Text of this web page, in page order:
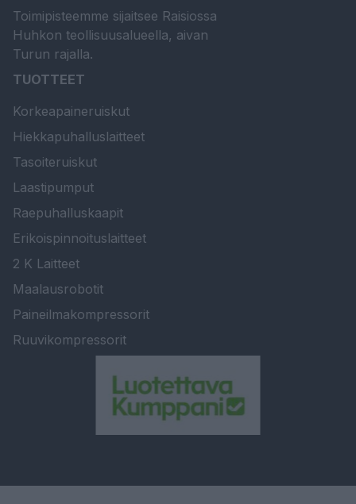
Toimipisteemme sijaitsee Raisiossa
Huhkon teollisuusalueella, aivan
Turun rajalla.
TUOTTEET
Korkeapaineruiskut
Hiekkapuhalluslaitteet
Tasoiteruiskut
Laastipumput
Raepuhalluskaapit
Erikoispinnoituslaitteet
2 K Laitteet
Maalausrobotit
Paineilmakompressorit
Ruuvikompressorit